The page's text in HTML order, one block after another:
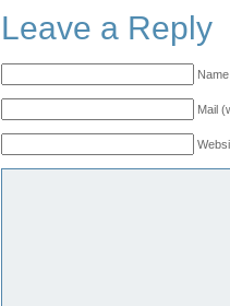
Leave a Reply
Mail